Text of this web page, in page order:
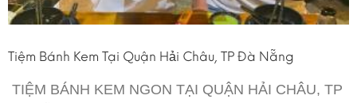
Tiệm Bánh Kem Tại Quận Hải Châu, TP Đà Nẵng
TIỆM BÁNH KEM NGON TẠI QUẬN HẢI CHÂU, TP